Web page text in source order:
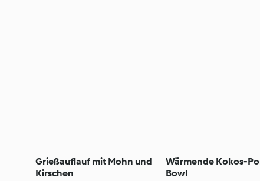
Grießauflauf mit Mohn und
Kirschen
Wärmende Kokos-
Bowl